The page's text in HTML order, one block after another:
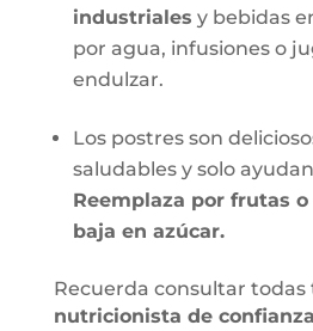
industriales y bebidas
por agua, infusiones o
endulzar.
Los postres son
saludables y solo
Reemplaza por frutas
baja en azúcar.
Recuerda consultar todas
nutricionista de